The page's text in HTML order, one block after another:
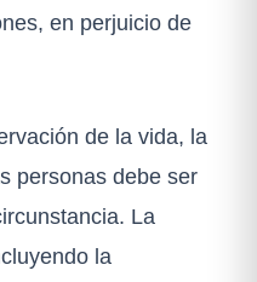
en perjuicio de
de la vida, la
personas debe ser
La
la